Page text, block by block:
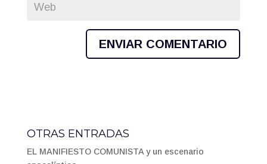
OTRAS ENTRADAS
EL MANIFIESTO COMUNISTA y un escenario